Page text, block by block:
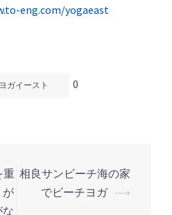
eng.com/yogaeast
ヨガイースト 0
重
が
相良サンビーチ海の家
でビーチヨガ ⟶